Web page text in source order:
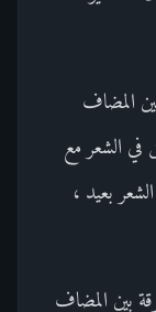
المضاف
في الشعر مع
بعيد ،
بين المضاف